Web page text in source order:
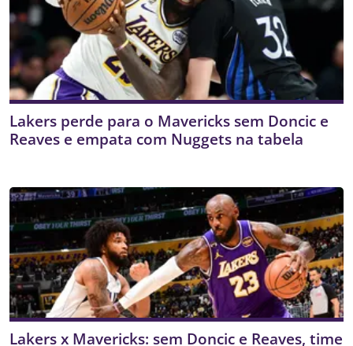
Lakers perde para o Mavericks sem Doncic e
Reaves e empata com Nuggets na tabela
Lakers x Mavericks: sem Doncic e Reaves, time